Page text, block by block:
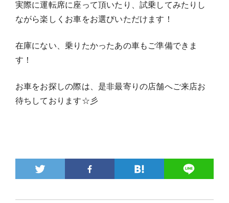
実際に運転席に座って頂いたり、試乗してみたりし
ながら楽しくお車をお選びいただけます！
在庫にない、乗りたかったあの車もご準備できま
す！
お車をお探しの際は、是非最寄りの店舗へご来店お
待ちしております☆彡